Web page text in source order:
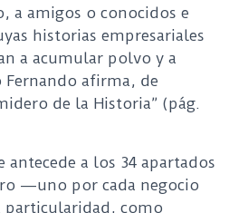
a amigos o conocidos e
historias empresariales
a acumular polvo y a
afirma, de
de la Historia” (pág.
a los 34 apartados
—uno por cada negocio
particularidad, como